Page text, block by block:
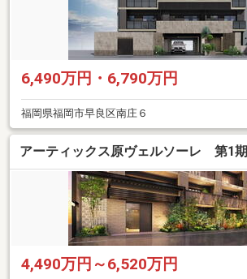
6,490万円・6,790万円
福岡県福岡市早良区南庄６
アーティックス原ヴェルソーレ 第1期
4,490万円～6,520万円